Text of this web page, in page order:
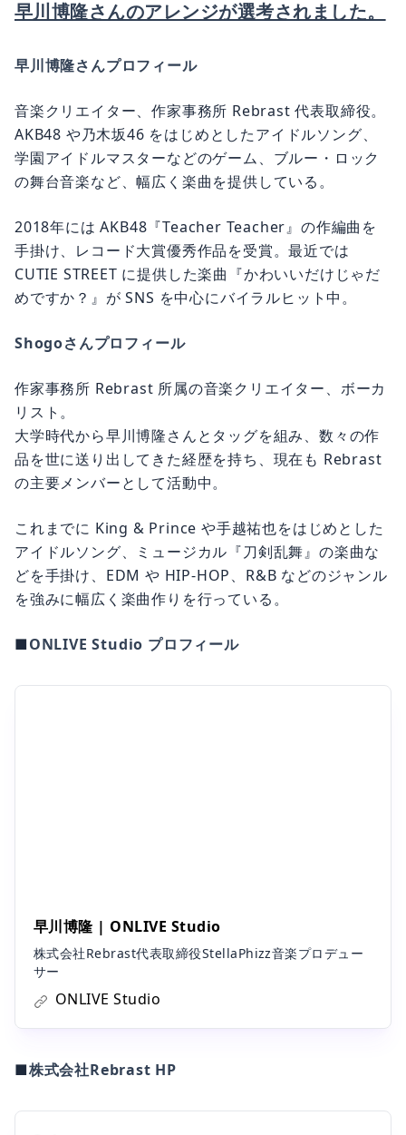
早川博隆さんのアレンジが選考されました。
早川博隆さんプロフィール
音楽クリエイター、作家事務所 Rebrast 代表取締役。
AKB48 や乃木坂46 をはじめとしたアイドルソング、
学園アイドルマスターなどのゲーム、ブルー・ロック
の舞台音楽など、幅広く楽曲を提供している。
2018年には AKB48『Teacher Teacher』の作編曲を
手掛け、レコード大賞優秀作品を受賞。最近では
CUTIE STREET に提供した楽曲『かわいいだけじゃだ
めですか？』が SNS を中心にバイラルヒット中。
Shogoさんプロフィール
作家事務所 Rebrast 所属の音楽クリエイター、ボーカ
リスト。
大学時代から早川博隆さんとタッグを組み、数々の作
品を世に送り出してきた経歴を持ち、現在も Rebrast
の主要メンバーとして活動中。
これまでに King & Prince や手越祐也をはじめとした
アイドルソング、ミュージカル『刀剣乱舞』の楽曲な
どを手掛け、EDM や HIP-HOP、R&B などのジャンル
を強みに幅広く楽曲作りを行っている。
■ONLIVE Studio プロフィール
株式会社Rebrast代表取締役StellaPhizz音楽プロデュー
サー